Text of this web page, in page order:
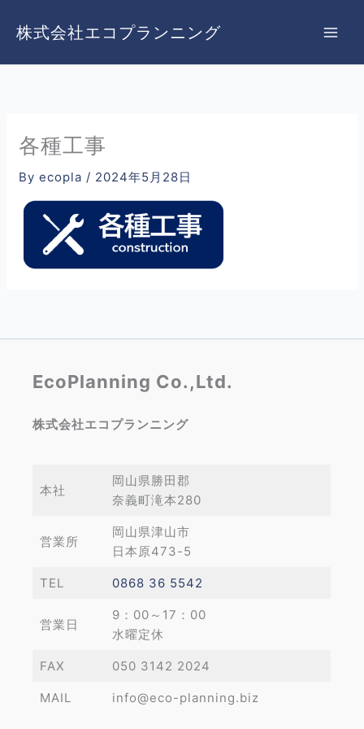
ス
株式会社エコプランニング
各種工事
Byecopla / 2024年5月28日
EcoPlanning Co.,Ltd.
株式会社エコプランニング
本社
岡山県勝田郡
奈義町滝本280
営業所
岡山県津山市
日本原473-5
TEL 0868 36 5542
営業日
9：00～17：00
水曜定休
FAX 050 3142 2024
MAIL info@eco-planning.biz